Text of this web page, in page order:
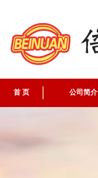
首 页 公司简介